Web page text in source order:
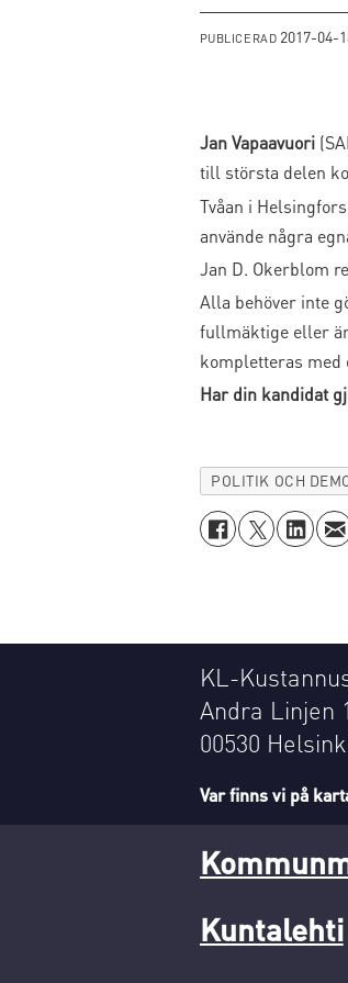
PUBLICERAD 2017-04-
Jan Vapaavuori
till största delen
Tvåan i Helsingfors,
använde några
Jan D. Okerblom
Alla behöver inte
fullmäktige eller
kompletteras med
Har din kandidat
POLITIK OCH
KL-
Andra Linjen
00530
Var finns vi på
Kuntalehti